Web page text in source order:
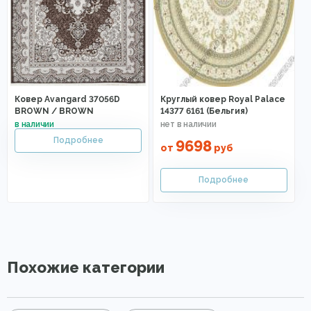
Ковер Avangard 37056D
BROWN / BROWN
Круглый ковер Royal Palace
14377 6161 (Бельгия)
от 9698руб
Похожие категории